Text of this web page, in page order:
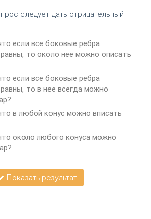
следует дать отрицательный
если все боковые ребра
то около нее можно описать
если все боковые ребра
то в нее всегда можно
в любой конус можно вписать
около любого конуса можно
Показать результат